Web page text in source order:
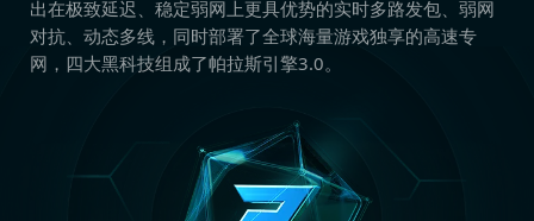
出在极致延迟、稳定弱网上更具优势的实时多路发包、弱网
对抗、动态多线，同时部署了全球海量游戏独享的高速专
网，四大黑科技组成了帕拉斯引擎3.0。